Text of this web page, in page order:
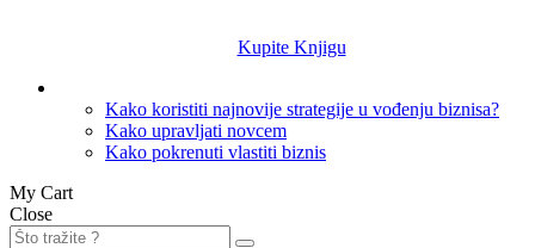
Kupite Knjigu
Kako koristiti najnovije strategije u vođenju biznisa?
Kako upravljati novcem
Kako pokrenuti vlastiti biznis
My Cart
Close